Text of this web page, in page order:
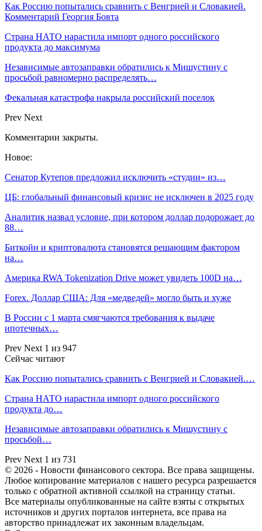
Как Россию попытались сравнить с Венгрией и Словакией.
Комментарий Георгия Бовта
Страна НАТО нарастила импорт одного российского
продукта до максимума
Независимые автозаправки обратились к Мишустину с
просьбой равномерно распределять…
Фекальная катастрофа накрыла российский поселок
Prev Next
Комментарии закрыты.
Новое:
Сенатор Кутепов предложил исключить «студии» из…
ЦБ: глобальный финансовый кризис не исключен в 2025 году
Аналитик назвал условие, при котором доллар подорожает до
88…
Биткойн и криптовалюта становятся решающим фактором
на…
Америка RWA Tokenization Drive может увидеть 100D на…
Forex. Доллар США: Для «медведей» могло быть и хуже
В России с 1 марта смягчаются требования к выдаче
ипотечных…
Prev Next 1 из 947
Сейчас читают
Как Россию попытались сравнить с Венгрией и Словакией.…
Страна НАТО нарастила импорт одного российского
продукта до…
Независимые автозаправки обратились к Мишустину с
просьбой…
Prev Next 1 из 731
© 2026 - Новости финансового сектора. Все права защищены.
Любое копирование материалов с нашего ресурса разрешается
только с обратной активной ссылкой на страницу статьи.
Все материалы опубликованные на сайте взяты с открытых
источников и других порталов интернета, все права на
авторство принадлежат их законным владельцам.